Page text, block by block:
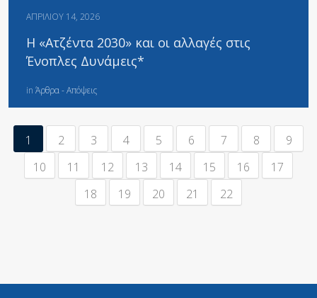
ΑΠΡΙΛΊΟΥ 14, 2026
Η «Ατζέντα 2030» και οι αλλαγές στις
Ένοπλες Δυνάμεις*
in Άρθρα - Απόψεις
1 2 3 4 5 6 7 8
9
10
11 12 13 14 15 16
17
18
19 20 21 22